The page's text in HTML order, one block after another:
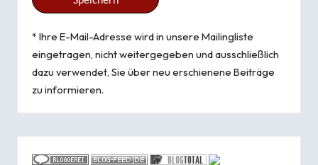
* Ihre E-Mail-Adresse wird in unsere Mailingliste
eingetragen, nicht weitergegeben und ausschließlich
dazu verwendet, Sie über neu erschienene Beiträge
zu informieren.